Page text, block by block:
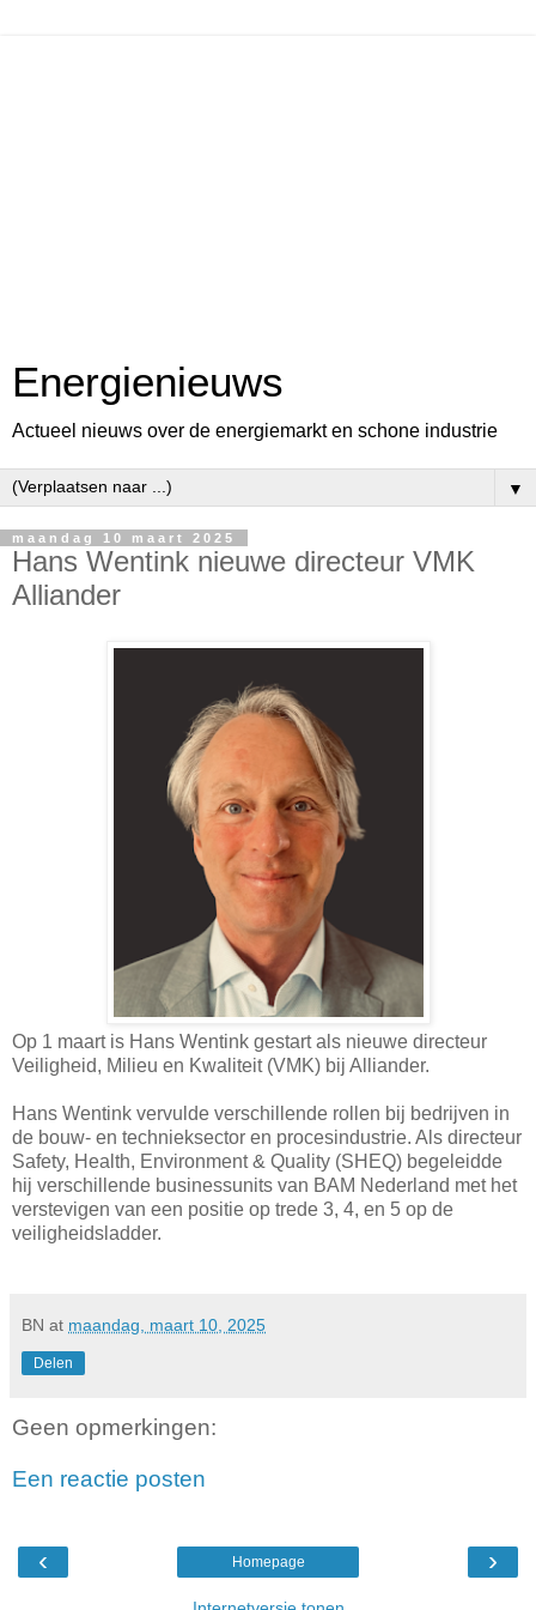
Energienieuws
Actueel nieuws over de energiemarkt en schone industrie
▼
maandag 10 maart 2025
Hans Wentink nieuwe directeur VMK
Alliander
Op 1 maart is Hans Wentink gestart als nieuwe directeur
Veiligheid, Milieu en Kwaliteit (VMK) bij Alliander.
Hans Wentink vervulde verschillende rollen bij bedrijven in
de bouw- en technieksector en procesindustrie. Als directeur
Safety, Health, Environment & Quality (SHEQ) begeleidde
hij verschillende businessunits van BAM Nederland met het
verstevigen van een positie op trede 3, 4, en 5 op de
veiligheidsladder.
BN at maandag, maart 10, 2025
Delen
Geen opmerkingen:
Een reactie posten
‹ ›
Homepage